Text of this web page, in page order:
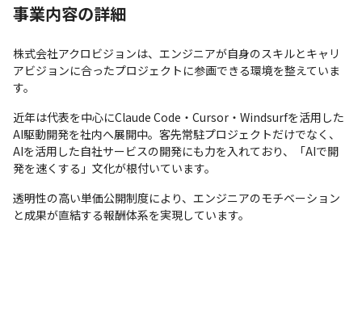
事業内容の詳細
株式会社アクロビジョンは、エンジニアが自身のスキルとキャリ
アビジョンに合ったプロジェクトに参画できる環境を整えていま
す。
近年は代表を中心にClaude Code・Cursor・Windsurfを活用した
AI駆動開発を社内へ展開中。客先常駐プロジェクトだけでなく、
AIを活用した自社サービスの開発にも力を入れており、「AIで開
発を速くする」文化が根付いています。
透明性の高い単価公開制度により、エンジニアのモチベーション
と成果が直結する報酬体系を実現しています。